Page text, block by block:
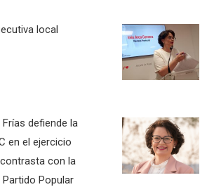
local
defiende la
en el ejercicio
con la
Popular